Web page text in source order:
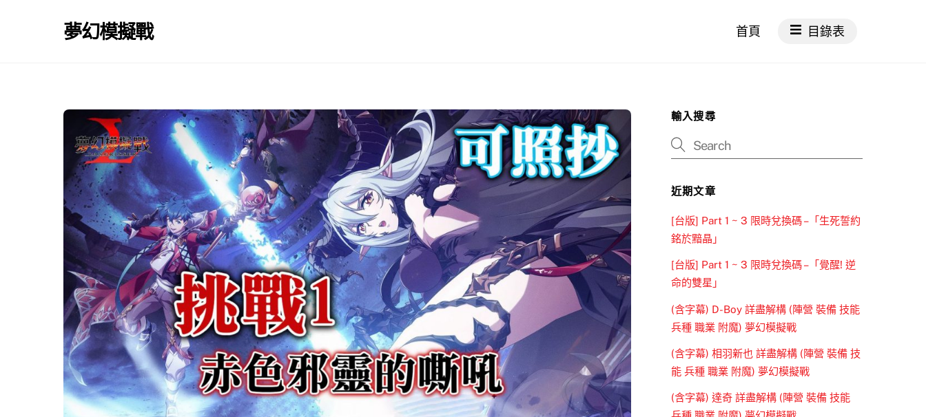
夢幻模擬戰 首頁 目錄表
輸入搜尋
近期文章
[台版] Part 1 ~ 3 限時兌換碼 –「生死誓約
銘於黯晶」
[台版] Part 1 ~ 3 限時兌換碼 –「覺醒! 逆
命的雙星」
(含字幕) D-Boy 詳盡解構 (陣營 裝備 技能
兵種 職業 附魔) 夢幻模擬戰
(含字幕) 相羽新也 詳盡解構 (陣營 裝備 技
能 兵種 職業 附魔) 夢幻模擬戰
(含字幕) 達奇 詳盡解構 (陣營 裝備 技能